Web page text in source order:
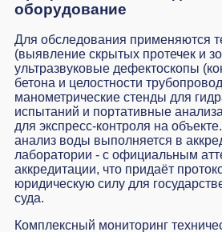
оборудование
Для обследования применяются
(выявление скрытых протечек и
ультразвуковые дефектоскопы
бетона и целостности
манометрические стенды для
испытаний и портативные
для экспресс-контроля на
анализ воды выполняется в
лаборатории - с официальным
аккредитации, что придаёт
юридическую силу для
суда.
Комплексный мониторинг